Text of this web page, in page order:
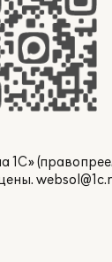
1С»